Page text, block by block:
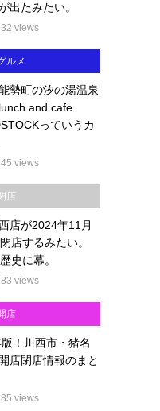
出たみたい。
views
ルメ
勢町の汐の湯温泉
and cafe
っていうカ
views
店
店が2024年11月
店するみたい。
史に幕。
views
店
！川西市・猪名
店閉店情報のまと
views